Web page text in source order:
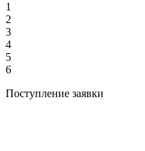
1
2
3
4
5
6
Поступление заявки